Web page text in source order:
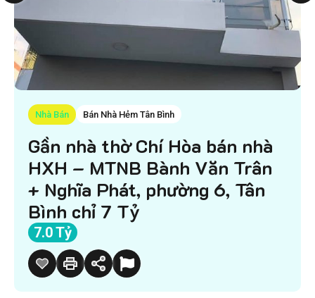
Nhà Bán Bán Nhà Hẻm Tân Bình
Gần nhà thờ Chí Hòa bán nhà
HXH – MTNB Bành Văn Trân
+ Nghĩa Phát, phường 6, Tân
Bình chỉ 7 Tỷ
7.0 Tỷ